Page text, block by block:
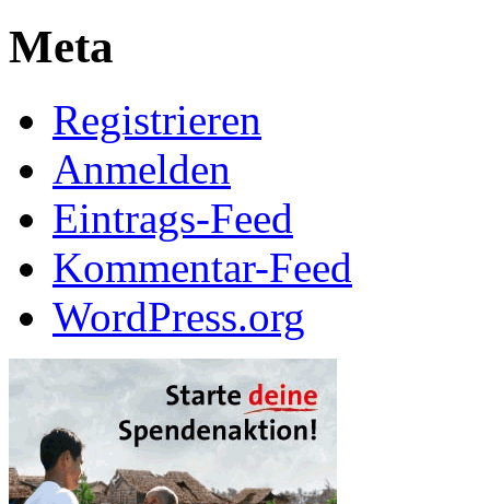
Meta
Registrieren
Anmelden
Eintrags-Feed
Kommentar-Feed
WordPress.org